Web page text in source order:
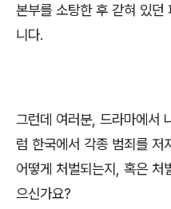
본부를 소탕한 후 갇혀 있던
니다.
그런데 여러분, 드라마에서
럼 한국에서 각종 범죄를 저
어떻게 처벌되는지
혹은 처
으신가요?